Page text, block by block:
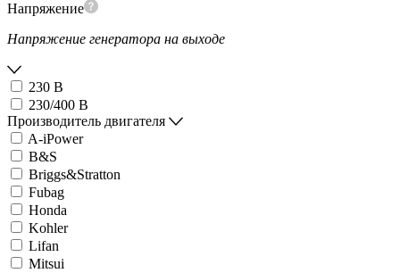
Напряжение
Напряжение генератора на выходе
230 В
230/400 В
Производитель двигателя
A-iPower
B&S
Briggs&Stratton
Fubag
Honda
Kohler
Lifan
Mitsui